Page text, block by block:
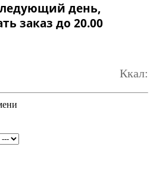
день,
заказ до 20.00
Ккал: